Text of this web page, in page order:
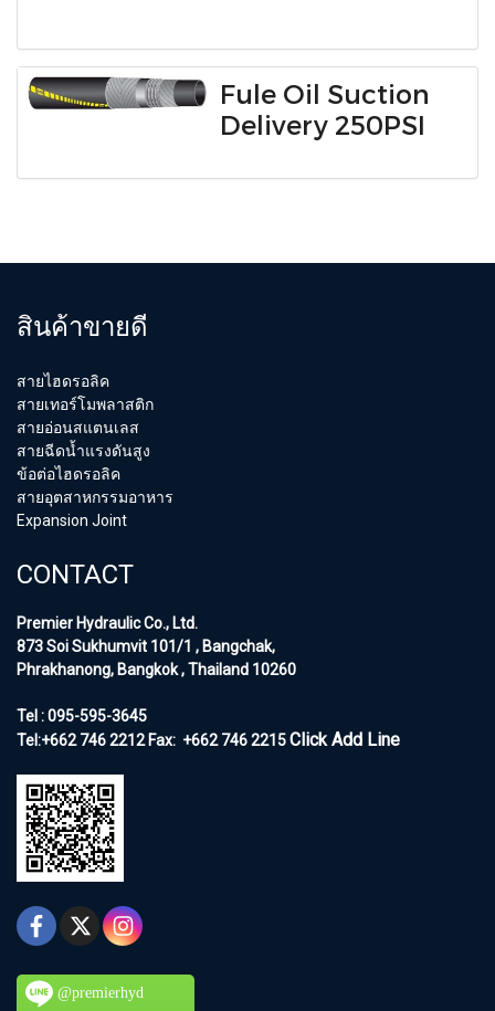
Fule Oil Suction
Delivery 250PSI
สินค้าขายดี
สายไฮดรอลิค
สายเทอร์โมพลาสติก
สายอ่อนสแตนเลส
สายฉีดน้ำแรงดันสูง
ข้อต่อไฮดรอลิค
สายอุตสาหกรรมอาหาร
Expansion Joint
CONTACT
Premier Hydraulic Co., Ltd.
873 Soi Sukhumvit 101/1 , Bangchak,
Phrakhanong, Bangkok , Thailand 10260
Tel : 095-595-3645
Tel:+662 746 2212Fax: +662 746 2215Click Add Line
@premierhyd